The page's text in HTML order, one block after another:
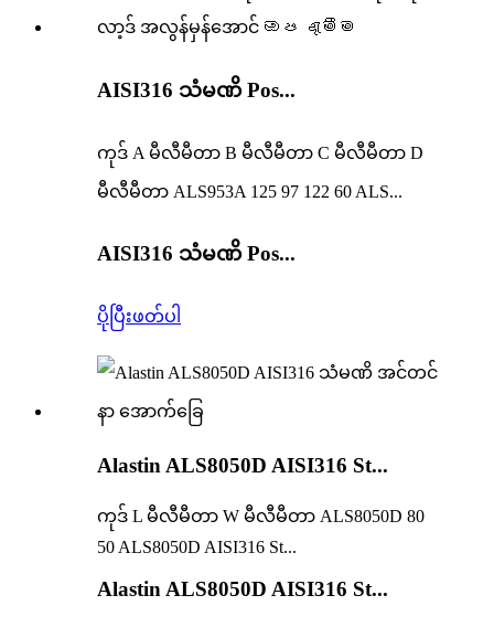
AISI316 သံမဏိ Pos...
ကုဒ် A မီလီမီတာ B မီလီမီတာ C မီလီမီတာ D
မီလီမီတာ ALS953A 125 97 122 60 ALS...
AISI316 သံမဏိ Pos...
ပိုပြီးဖတ်ပါ
Alastin ALS8050D AISI316 St...
ကုဒ် L မီလီမီတာ W မီလီမီတာ ALS8050D 80
50 ALS8050D AISI316 St...
Alastin ALS8050D AISI316 St...